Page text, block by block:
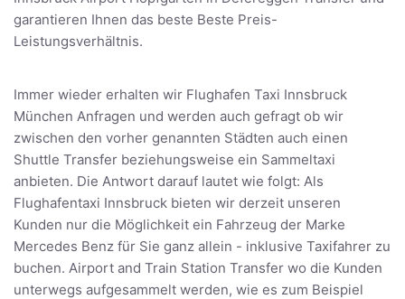
garantieren Ihnen das beste Beste Preis-
Leistungsverhältnis.
Immer wieder erhalten wir Flughafen Taxi Innsbruck
München Anfragen und werden auch gefragt ob wir
zwischen den vorher genannten Städten auch einen
Shuttle Transfer beziehungsweise ein Sammeltaxi
anbieten. Die Antwort darauf lautet wie folgt: Als
Flughafentaxi Innsbruck bieten wir derzeit unseren
Kunden nur die Möglichkeit ein Fahrzeug der Marke
Mercedes Benz für Sie ganz allein - inklusive Taxifahrer zu
buchen. Airport and Train Station Transfer wo die Kunden
unterwegs aufgesammelt werden, wie es zum Beispiel